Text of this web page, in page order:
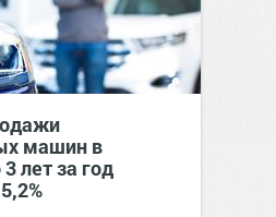
машин в
лет за год